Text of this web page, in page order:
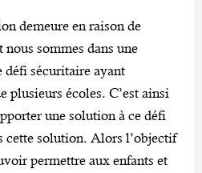
demeure en raison de
nous sommes dans une
sécuritaire ayant
plusieurs écoles. C’est ainsi
une solution à ce défi
cette solution. Alors l’objectif
permettre aux enfants et